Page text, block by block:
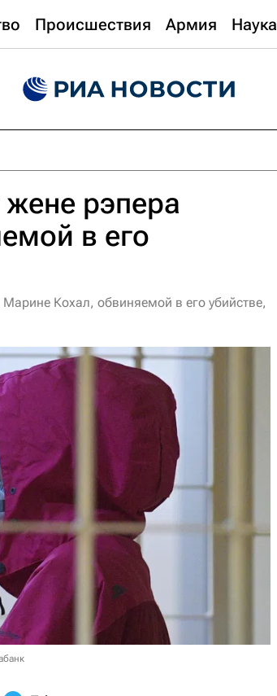
Происшествия Армия Наука
рэпера
в его
Кохал, обвиняемой в его убийстве,